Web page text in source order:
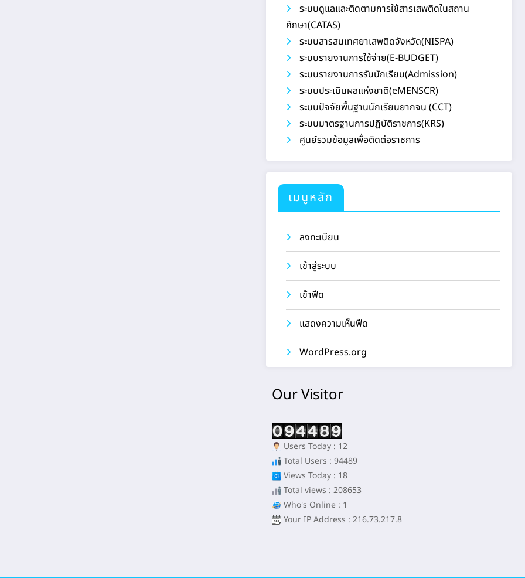
ระบบดูแลและติดตามการใช้สารเสพติดในสถาน
ศึกษา(CATAS)
ระบบสารสนเทศยาเสพติดจังหวัด(NISPA)
ระบบรายงานการใช้จ่าย(E-BUDGET)
ระบบรายงานการรับนักเรียน(Admission)
ระบบประเมินผลแห่งชาติ(eMENSCR)
ระบบปัจจัยพื้นฐานนักเรียนยากจน (CCT)
ระบบมาตรฐานการปฏิบัติราชการ(KRS)
ศูนย์รวมข้อมูลเพื่อติดต่อราชการ
เมนูหลัก
ลงทะเบียน
เข้าสู่ระบบ
เข้าฟีด
แสดงความเห็นฟีด
WordPress.org
Our Visitor
Users Today : 12
Total Users : 94489
Views Today : 18
Total views : 208653
Who's Online : 1
Your IP Address : 216.73.217.8